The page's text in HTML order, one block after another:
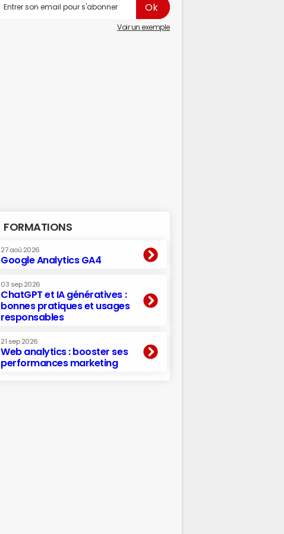
Voir un exemple
FORMATIONS
27 aoû 2026
Google Analytics GA4
03 sep 2026
ChatGPT et IA génératives :
bonnes pratiques et usages
responsables
21 sep 2026
Web analytics : booster ses
performances marketing